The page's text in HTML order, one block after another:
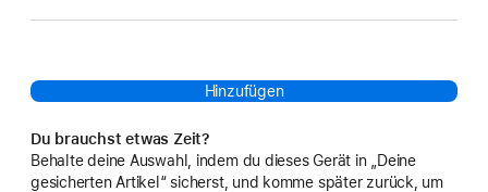
Hinzufügen
Du brauchst etwas Zeit?
Behalte deine Auswahl, indem du dieses Gerät in „Deine
gesicherten Artikel“ sicherst, und komme später zurück, um